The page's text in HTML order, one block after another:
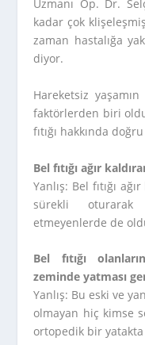
Uzmanı Op. Dr.
kadar çok
zaman hastalığa
diyor.
Hareketsiz
faktörlerden biri
fıtığı hakkında
Bel fıtığı ağır
Yanlış: Bel fıtığı
sürekli
etmeyenlerde de
Bel fıtığı
zeminde yatması
Yanlış: Bu eski ve
olmayan hiç kimse
ortopedik bir yatakta